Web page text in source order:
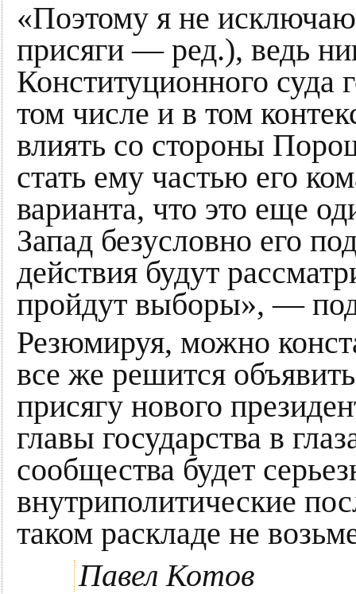
«Поэтому я не
присяги — ред.), ведь
Конституционного суда
том числе и в том
влиять со стороны
стать ему частью его
варианта, что это еще
Запад безусловно его
действия будут
пройдут выборы», —
Резюмируя, можно
все же решится
присягу нового
главы государства в
сообщества будет
внутриполитические
таком раскладе не
Павел Котов